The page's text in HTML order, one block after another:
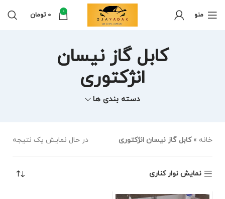
منو 0
0 تومان
کابل گاز نیسان
انژکتوری
دسته بندی ها
خانه »کابل گاز نیسان انژکتوری در حال نمایش یک نتیجه
نمایش نوار کناری